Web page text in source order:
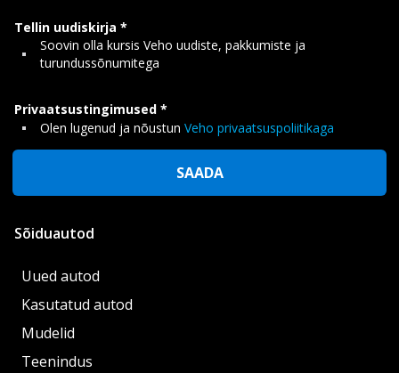
Tellin uudiskirja
Soovin olla kursis Veho uudiste, pakkumiste ja
turundussõnumitega
Privaatsustingimused
Olen lugenud ja nõustun Veho privaatsuspoliitikaga
SAADA
Sõiduautod
Uued autod
Kasutatud autod
Mudelid
Teenindus